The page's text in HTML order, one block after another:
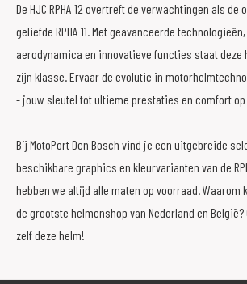
De HJC RPHA 12 overtreft de verwachtingen als de
geliefde RPHA 11. Met geavanceerde
aerodynamica en innovatieve functies staat deze
zijn klasse. Ervaar de evolutie in
- jouw sleutel tot ultieme prestaties en comfort op
Bij MotoPort Den Bosch vind je een uitgebreide
beschikbare graphics en kleurvarianten van de
hebben we altijd alle maten op voorraad. Waarom
de grootste helmenshop van Nederland en België?
zelf deze helm!